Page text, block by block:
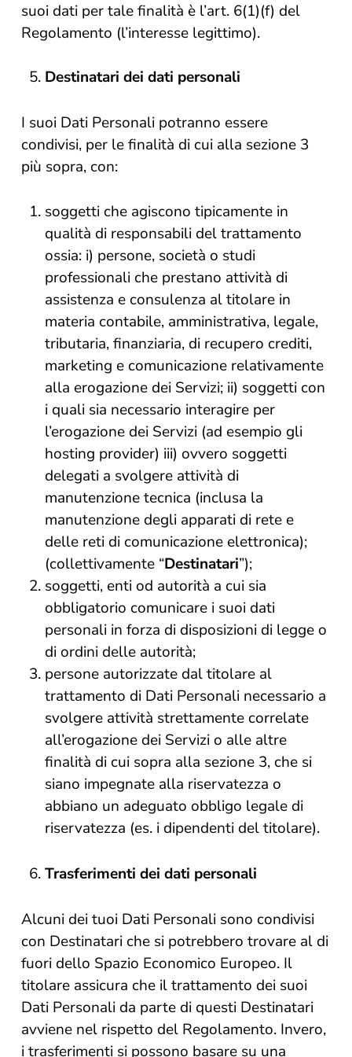
suoi dati per tale finalità è l’art. 6(1)(f) del
Regolamento (l’interesse legittimo).
Destinatari dei dati personali
I suoi Dati Personali potranno essere
condivisi, per le finalità di cui alla sezione 3
più sopra, con:
soggetti che agiscono tipicamente in
qualità di responsabili del trattamento
ossia: i) persone, società o studi
professionali che prestano attività di
assistenza e consulenza al titolare in
materia contabile, amministrativa, legale,
tributaria, finanziaria, di recupero crediti,
marketing e comunicazione relativamente
alla erogazione dei Servizi; ii) soggetti con
i quali sia necessario interagire per
l’erogazione dei Servizi (ad esempio gli
hosting provider) iii) ovvero soggetti
delegati a svolgere attività di
manutenzione tecnica (inclusa la
manutenzione degli apparati di rete e
delle reti di comunicazione elettronica);
(collettivamente “Destinatari”);
soggetti, enti od autorità a cui sia
obbligatorio comunicare i suoi dati
personali in forza di disposizioni di legge o
di ordini delle autorità;
persone autorizzate dal titolare al
trattamento di Dati Personali necessario a
svolgere attività strettamente correlate
all’erogazione dei Servizi o alle altre
finalità di cui sopra alla sezione 3, che si
siano impegnate alla riservatezza o
abbiano un adeguato obbligo legale di
riservatezza (es. i dipendenti del titolare).
Trasferimenti dei dati personali
Alcuni dei tuoi Dati Personali sono condivisi
con Destinatari che si potrebbero trovare al di
fuori dello Spazio Economico Europeo. Il
titolare assicura che il trattamento dei suoi
Dati Personali da parte di questi Destinatari
avviene nel rispetto del Regolamento. Invero,
i trasferimenti si possono basare su una